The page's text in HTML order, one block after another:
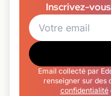
Inscrivez-
Email collecté par
renseigner sur des
confidentialité